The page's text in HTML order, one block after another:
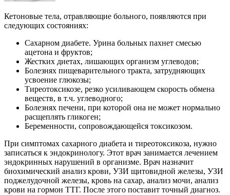
Кетоновые тела, отравляющие больного, появляются при
следующих состояниях:
Сахарном диабете. Урина больных пахнет смесью
ацетона и фруктов;
Жестких диетах, лишающих организм углеводов;
Болезнях пищеварительного тракта, затрудняющих
усвоение глюкозы;
Тиреотоксикозе, резко усиливающем скорость обмена
веществ, в т.ч. углеводного;
Болезнях печени, при которой она не может нормально
расщеплять гликоген;
Беременности, сопровождающейся токсикозом.
При симптомах сахарного диабета и тиреотоксикоза, нужно
записаться к эндокринологу. Этот врач занимается лечением
эндокринных нарушений в организме. Врач назначит
биохимический анализ крови, УЗИ щитовидной железы, УЗИ
поджелудочной железы, кровь на сахар, анализ мочи, анализ
крови на гормон ТТГ. После этого поставит точный диагноз.